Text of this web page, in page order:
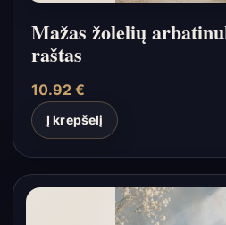
Mažas žolelių
raštas
10.92 €
Į krepšelį